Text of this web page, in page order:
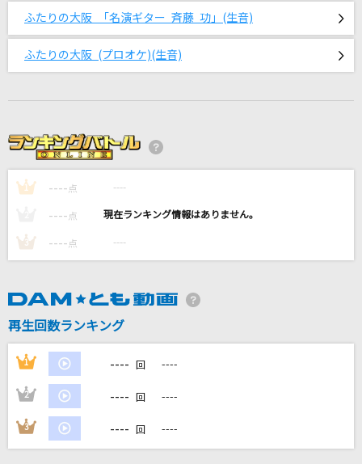
Snow Man
ダーリン
Mrs. GREEN APPLE
のぼる↑ feat.初音ミク
[生音]3月9日
レミオロメン
[生音]One more time,One more chance
山崎まさよし
白日
King Gnu
DAMの新曲・ランキングなど
ふたりの大阪 「名演ギター 斉藤 功」(生音)
ふたりの大阪 (プロオケ)(生音)
1 ---- 点 ----
---- 点 ----
3 ---- 点 ----
再生回数ランキング
1 ---- 回 ----
2 ---- 回 ----
3 ---- 回 ----